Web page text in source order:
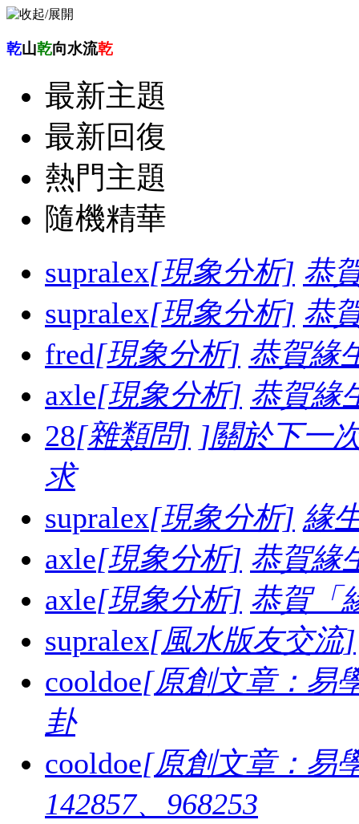
乾山乾向水流乾
最新主題
最新回復
熱門主題
隨機精華
supralex[現象分析] 恭
supralex[現象分析] 恭
fred[現象分析] 恭賀緣
axle[現象分析] 恭賀緣
28[雜類問] ]關於下一
求
supralex[現象分析] 緣
axle[現象分析] 恭賀緣
axle[現象分析] 恭賀「
supralex[風水版友交流]
cooldoe[原創文章：易
卦
cooldoe[原創文章：易
142857、968253